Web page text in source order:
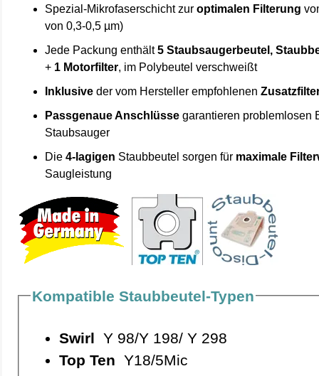
Spezial-Mikrofaserschicht zuroptimalen Filterung
von 0,3-0,5 µm)
Jede Packung enthält5 Staubsaugerbeutel,
+ 1 Motorfilter, im Polybeutel verschweißt
Inklusive der vom Hersteller empfohlenen
Passgenaue Anschlüsse garantieren problemlosen
Staubsauger
Die4-lagigen Staubbeutel sorgen für maximale
Saugleistung
Kompatible Staubbeutel-Typen
Swirl Y 98/Y 198/ Y 298
Top Ten Y18/5Mic